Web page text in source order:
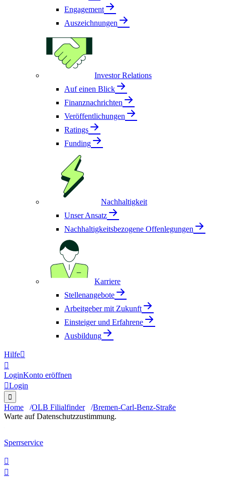
Engagement
Auszeichnungen
Investor Relations
Auf einen Blick
Finanznachrichten
Veröffentlichungen
Ratings
Funding
Nachhaltigkeit
Unser Ansatz
Nachhaltigkeitsbezogene Offenlegungen
Karriere
Stellenangebote
Arbeitgeber mit Zukunft
Einsteiger und Erfahrene
Ausbildung
Hilfe

LoginKonto eröffnen
Login

Home OLB Filialfinder
Bremen-Carl-Benz-Straße
Warte auf Datenschutzzustimmung.
Sperrservice

